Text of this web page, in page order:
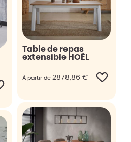
Table de repas
extensible HOËL
À partir de 2878,86 €